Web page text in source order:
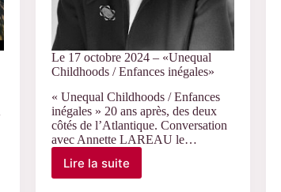
Le 17 octobre 2024 – «Unequal
Childhoods / Enfances inégales»
« Unequal Childhoods / Enfances
inégales » 20 ans après, des deux
côtés de l’Atlantique. Conversation
avec Annette LAREAU le…
Lire la suite
Le